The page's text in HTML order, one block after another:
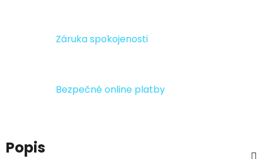
Záruka spokojenosti
Bezpečné online platby
Popis